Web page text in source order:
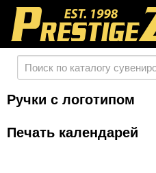
Ручки с логотипом
Печать календарей